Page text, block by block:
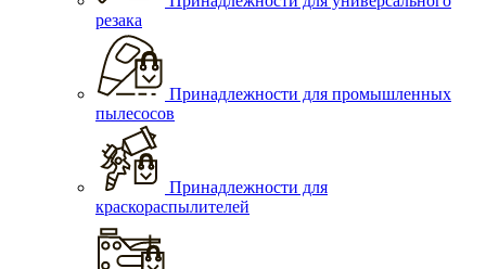
резака
Принадлежности для промышленных
пылесосов
Принадлежности для
краскораспылителей